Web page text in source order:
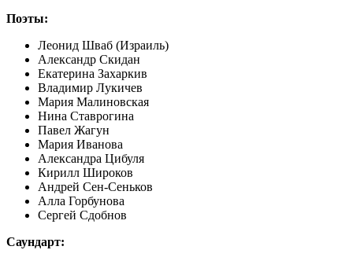
Поэты:
Леонид Шваб (Израиль)
Александр Скидан
Екатерина Захаркив
Владимир Лукичев
Мария Малиновская
Нина Ставрогина
Павел Жагун
Мария Иванова
Александра Цибуля
Кирилл Широков
Андрей Сен-Сеньков
Алла Горбунова
Сергей Сдобнов
Саундарт: